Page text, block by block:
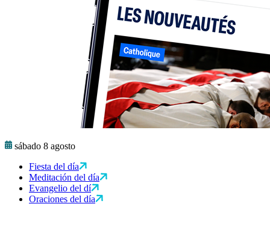
sábado 8 agosto
Fiesta del día
Meditación del día
Evangelio del dí
Oraciones del día